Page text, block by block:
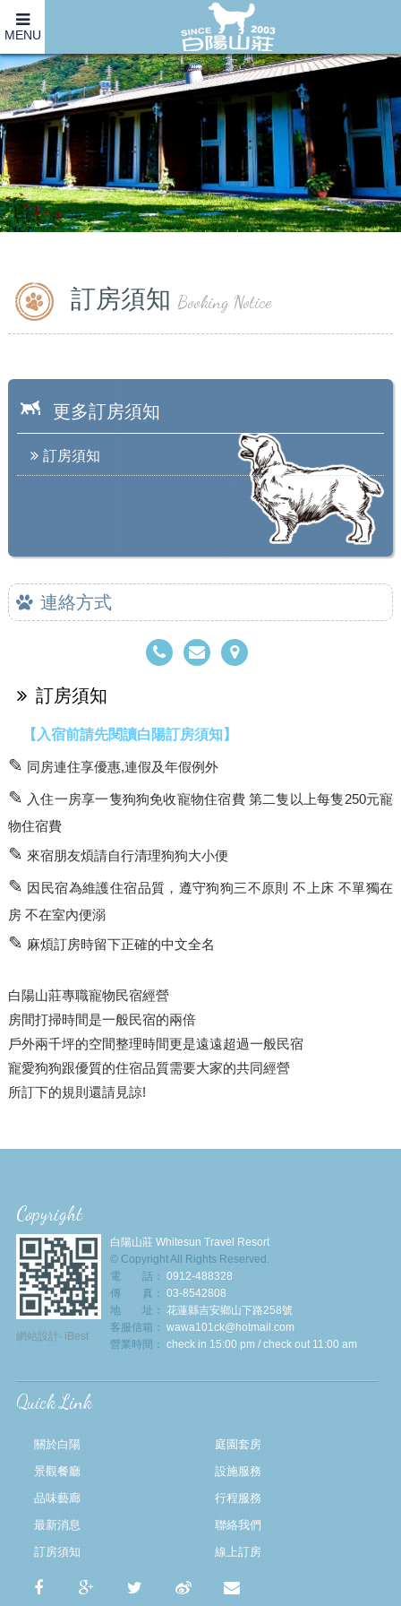
MENU
訂房須知 Booking Notice
更多訂房須知
訂房須知
連絡方式
訂房須知
【入宿前請先閱讀白陽訂房須知】
✎ 同房連住享優惠,連假及年假例外
✎ 入住一房享一隻狗狗免收寵物住宿費 第二隻以上每隻250元寵
物住宿費
✎ 來宿朋友煩請自行清理狗狗大小便
✎ 因民宿為維護住宿品質，遵守狗狗三不原則 不上床 不單獨在
房 不在室內便溺
✎ 麻煩訂房時留下正確的中文全名
白陽山莊專職寵物民宿經營
房間打掃時間是一般民宿的兩倍
戶外兩千坪的空間整理時間更是遠遠超過一般民宿
寵愛狗狗跟優質的住宿品質需要大家的共同經營
所訂下的規則還請見諒!
Copyright
網站設計‧ iBest
白陽山莊 Whitesun Travel Resort
© Copyright All Rights Reserved.
電 話： 0912-488328
傳 真： 03-8542808
地 址： 花蓮縣吉安鄉山下路258號
客服信箱： wawa101ck@hotmail.com
營業時間： check in 15:00 pm / check out 11:00 am
Quick Link
關於白陽
庭園套房
景觀餐廳
設施服務
品味藝廊
行程服務
最新消息
聯絡我們
訂房須知
線上訂房